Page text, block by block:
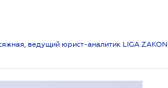
ведущий юрист-аналитик LIGA ZAKON